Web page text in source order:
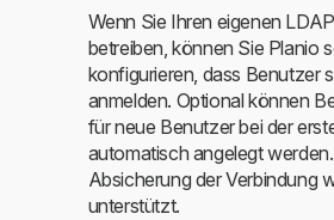
Wenn Sie Ihren eigenen
betreiben, können Sie Planio
konfigurieren, dass Benutzer
anmelden. Optional können
für neue Benutzer bei der
automatisch angelegt
Absicherung der Verbindung
unterstützt.